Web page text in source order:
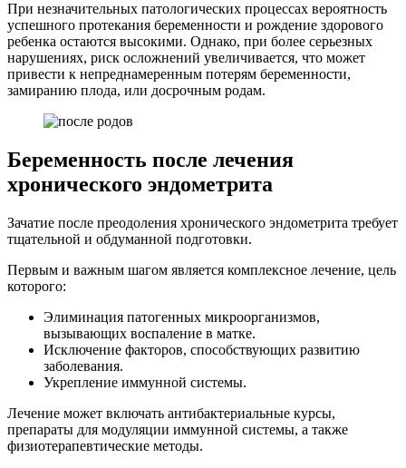
При незначительных патологических процессах вероятность
успешного протекания беременности и рождение здорового
ребенка остаются высокими. Однако, при более серьезных
нарушениях, риск осложнений увеличивается, что может
привести к непреднамеренным потерям беременности,
замиранию плода, или досрочным родам.
Беременность после лечения
хронического эндометрита
Зачатие после преодоления хронического эндометрита требует
тщательной и обдуманной подготовки.
Первым и важным шагом является комплексное лечение, цель
которого:
Элиминация патогенных микроорганизмов,
вызывающих воспаление в матке.
Исключение факторов, способствующих развитию
заболевания.
Укрепление иммунной системы.
Лечение может включать антибактериальные курсы,
препараты для модуляции иммунной системы, а также
физиотерапевтические методы.